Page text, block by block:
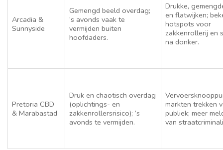
Arcadia &
Sunnyside
Gemengd beeld overdag;
’s avonds vaak te
vermijden buiten
hoofdaders.
Drukke,
en flatwijken;
hotspots voor
zakkenrollerij en
na donker.
Pretoria CBD
& Marabastad
Druk en chaotisch overdag
(oplichtings- en
zakkenrollersrisico); ’s
avonds te vermijden.
markten trekken
publiek; meer
van